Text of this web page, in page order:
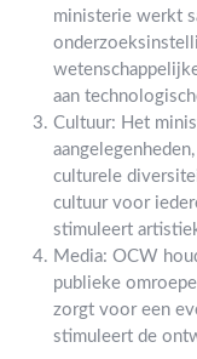
ministerie werkt
aan
Cultuur: Het
culturele
cultuur voor
stimuleert
Media: OCW
publieke
zorgt voor een
stimuleert de